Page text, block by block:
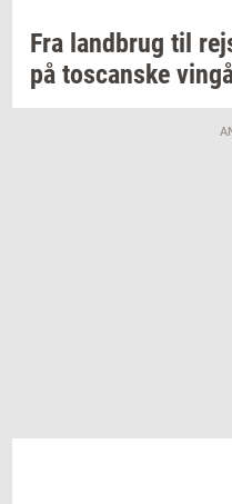
Fra land­brug til
på toscan­ske